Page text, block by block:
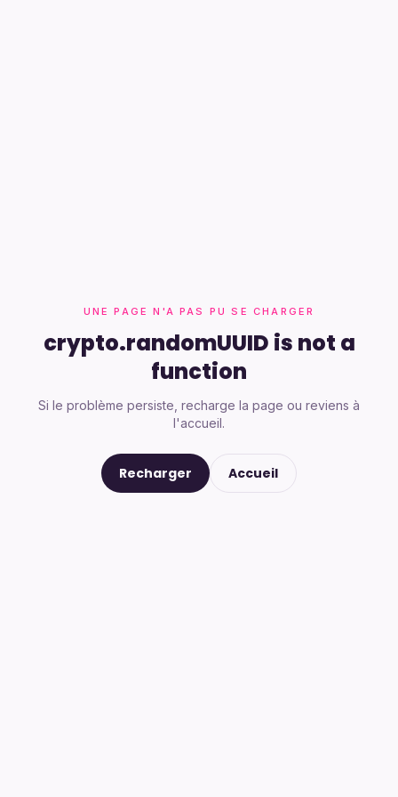
UNE PAGE N'A PAS PU SE CHARGER
crypto.randomUUID is not a
function
Si le problème persiste, recharge la page ou reviens à
l'accueil.
Recharger Accueil